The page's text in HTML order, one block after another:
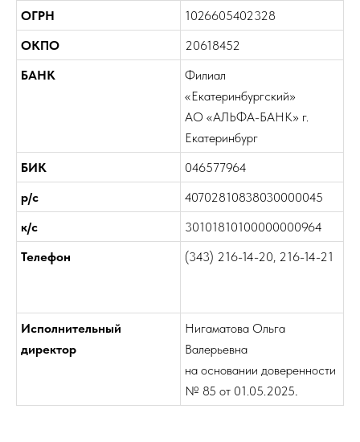
ОГРН
1026605402328
ОКПО
20618452
БАНК
Филиал
«Екатеринбургский»
АО «АЛЬФА-БАНК» г.
Екатеринбург
БИК
046577964
р/с
40702810838030000045
к/с
30101810100000000964
Телефон
(343) 216-14-20, 216-14-21
Исполнительный
директор
Нигаматова Ольга
Валерьевна
на основании доверенности
№ 85 от 01.05.2025